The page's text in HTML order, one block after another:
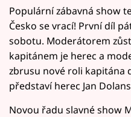
Populární zábavná show
Česko se vrací! První díl
sobotu. Moderátorem
kapitánem je herec a
zbrusu nové roli kapitána
představí herec Jan
Novou řadu slavné show